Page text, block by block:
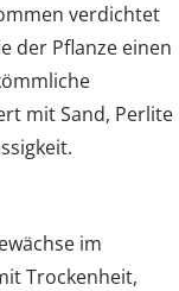
verdichtet
der Pflanze einen
mit Sand, Perlite
im
Trockenheit,